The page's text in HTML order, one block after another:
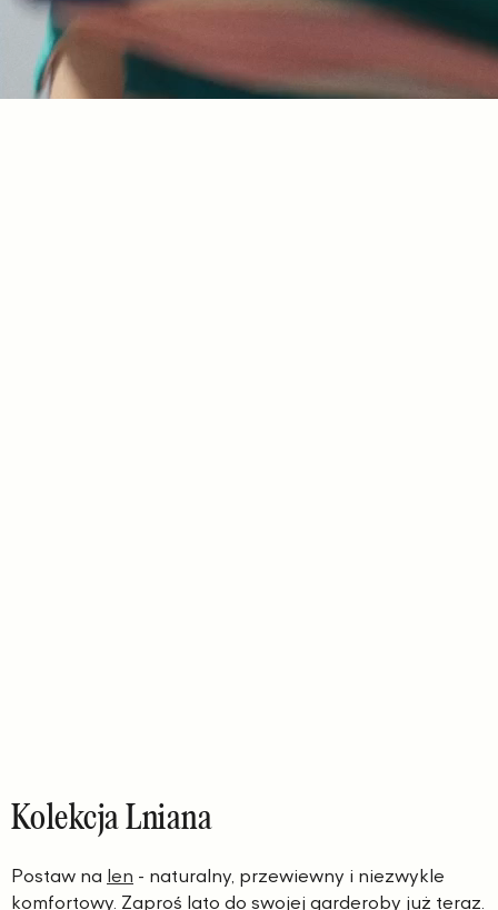
Kolekcja Lniana
Postaw na len - naturalny, przewiewny i niezwykle
komfortowy. Zaproś lato do swojej garderoby już teraz.